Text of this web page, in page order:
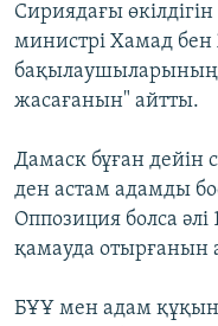
Сириядағы
министрі Хамад
бақылаушыларының
жасағанын" айтты.
Дамаск бұған дейін
ден астам адамды
Оппозиция болса
қамауда отырғанын
БҰҰ мен адам